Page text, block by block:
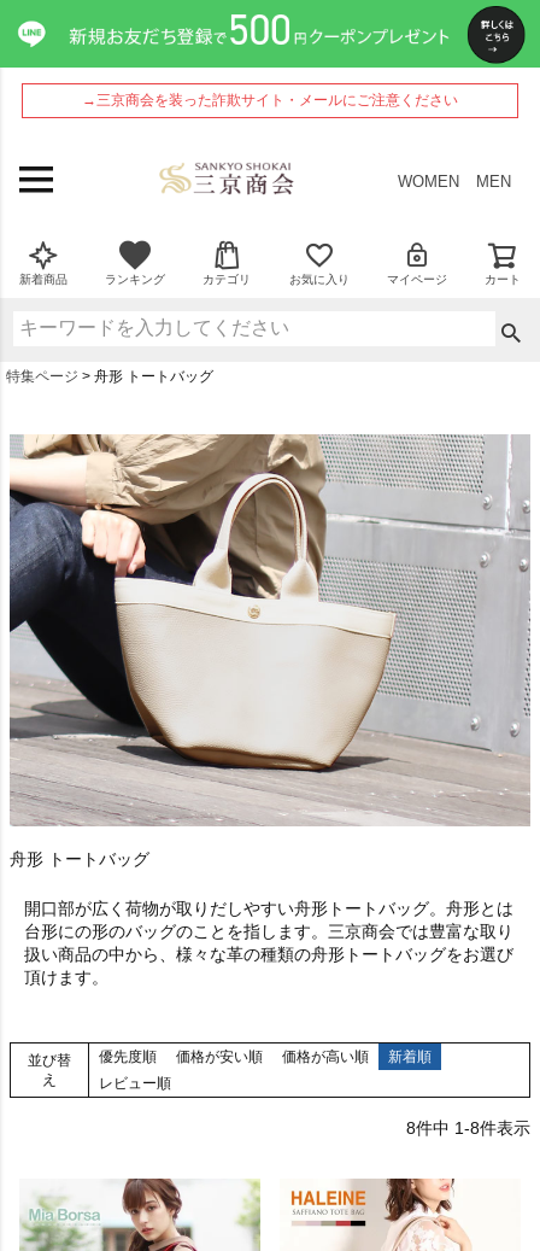
→三京商会を装った詐欺サイト・メールにご注意ください
WOMEN MEN
新着商品 ランキング カテゴリ お気に入り マイページ カート
特集ページ 舟形 トートバッグ
舟形 トートバッグ
開口部が広く荷物が取りだしやすい舟形トートバッグ。舟形とは
台形にの形のバッグのことを指します。三京商会では豊富な取り
扱い商品の中から、様々な革の種類の舟形トートバッグをお選び
頂けます。
並び替
え
優先度順 価格が安い順 価格が高い順
新着順
レビュー順
8件中 1-8件表示